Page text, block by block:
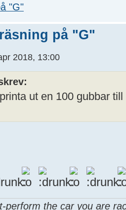
"G"
på "G"
2018, 13:00
ut en 100 gubbar
perform the car you are